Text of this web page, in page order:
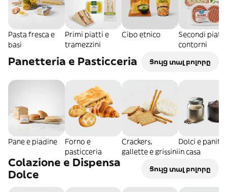
Pasta fresca e
basi
Primi piatti e
tramezzini
Cibo etnico
Secondi piatti
contorni
Panetteria e Pasticceria Ցույց տալ բոլորը
Pane e piadine
Forno e
pasticceria
Crackers,
gallette e grissini
Dolci e
in casa
Colazione e Dispensa
Dolce
Ցույց տալ բոլորը